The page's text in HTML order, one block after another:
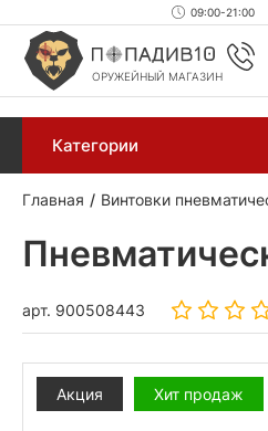
09:00-21:00
ОРУЖЕЙНЫЙ МАГАЗИН
Категории
Главная Винтовки
арт. 900508443
Акция Хит продаж